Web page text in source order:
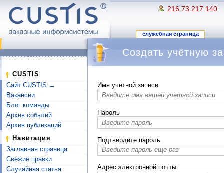
216.73.217.140
служебная страница
CUSTIS
Сайт CUSTIS →
Вакансии
Блог команды
Архив событий
Архив публикаций
Навигация
Заглавная страница
Свежие правки
Случайная статья
Создать учётную
Имя учётной записи
Пароль
Подтвердите пароль
Адрес электронной почты